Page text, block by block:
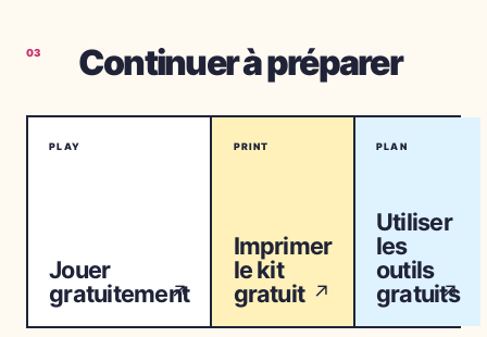
03 Continuer à préparer
PLAY
Jouer
gratuitement
↗
PRINT
Imprimer
le kit
gratuit ↗
PLAN
Utiliser
les
outils
gratuits
↗